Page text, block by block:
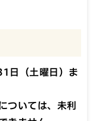
日（土曜日）ま
ついては、未利